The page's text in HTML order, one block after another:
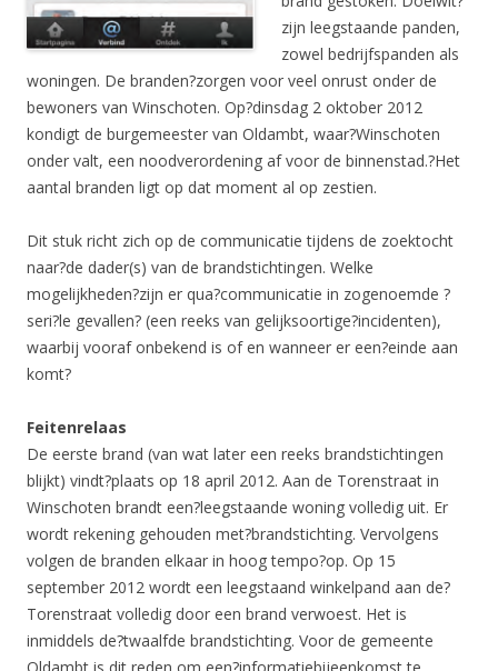
zijn leegstaande panden,
zowel bedrijfspanden als
woningen. De branden?zorgen voor veel onrust onder de
bewoners van Winschoten. Op?dinsdag 2 oktober 2012
kondigt de burgemeester van Oldambt, waar?Winschoten
onder valt, een noodverordening af voor de binnenstad.?Het
aantal branden ligt op dat moment al op zestien.
Dit stuk richt zich op de communicatie tijdens de zoektocht
naar?de dader(s) van de brandstichtingen. Welke
mogelijkheden?zijn er qua?communicatie in zogenoemde ?
seri?le gevallen? (een reeks van gelijksoortige?incidenten),
waarbij vooraf onbekend is of en wanneer er een?einde aan
komt?
Feitenrelaas
De eerste brand (van wat later een reeks brandstichtingen
blijkt) vindt?plaats op 18 april 2012. Aan de Torenstraat in
Winschoten brandt een?leegstaande woning volledig uit. Er
wordt rekening gehouden met?brandstichting. Vervolgens
volgen de branden elkaar in hoog tempo?op. Op 15
september 2012 wordt een leegstaand winkelpand aan de?
Torenstraat volledig door een brand verwoest. Het is
inmiddels de?twaalfde brandstichting. Voor de gemeente